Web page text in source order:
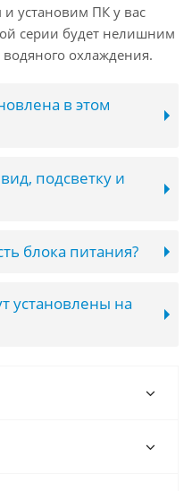
установим ПК у вас
серии будет нелишним
охлаждения.
в этом
подсветку и
блока питания?
установлены на